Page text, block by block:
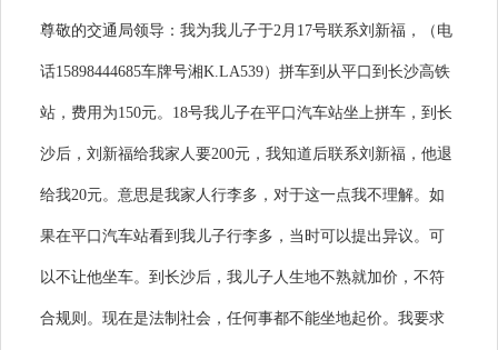
尊敬的交通局领导：我为我儿子于2月17号联系刘新福，（电
话15898444685车牌号湘K.LA539）拼车到从平口到长沙高铁
站，费用为150元。18号我儿子在平口汽车站坐上拼车，到长
沙后，刘新福给我家人要200元，我知道后联系刘新福，他退
给我20元。意思是我家人行李多，对于这一点我不理解。如
果在平口汽车站看到我儿子行李多，当时可以提出异议。可
以不让他坐车。到长沙后，我儿子人生地不熟就加价，不符
合规则。现在是法制社会，任何事都不能坐地起价。我要求